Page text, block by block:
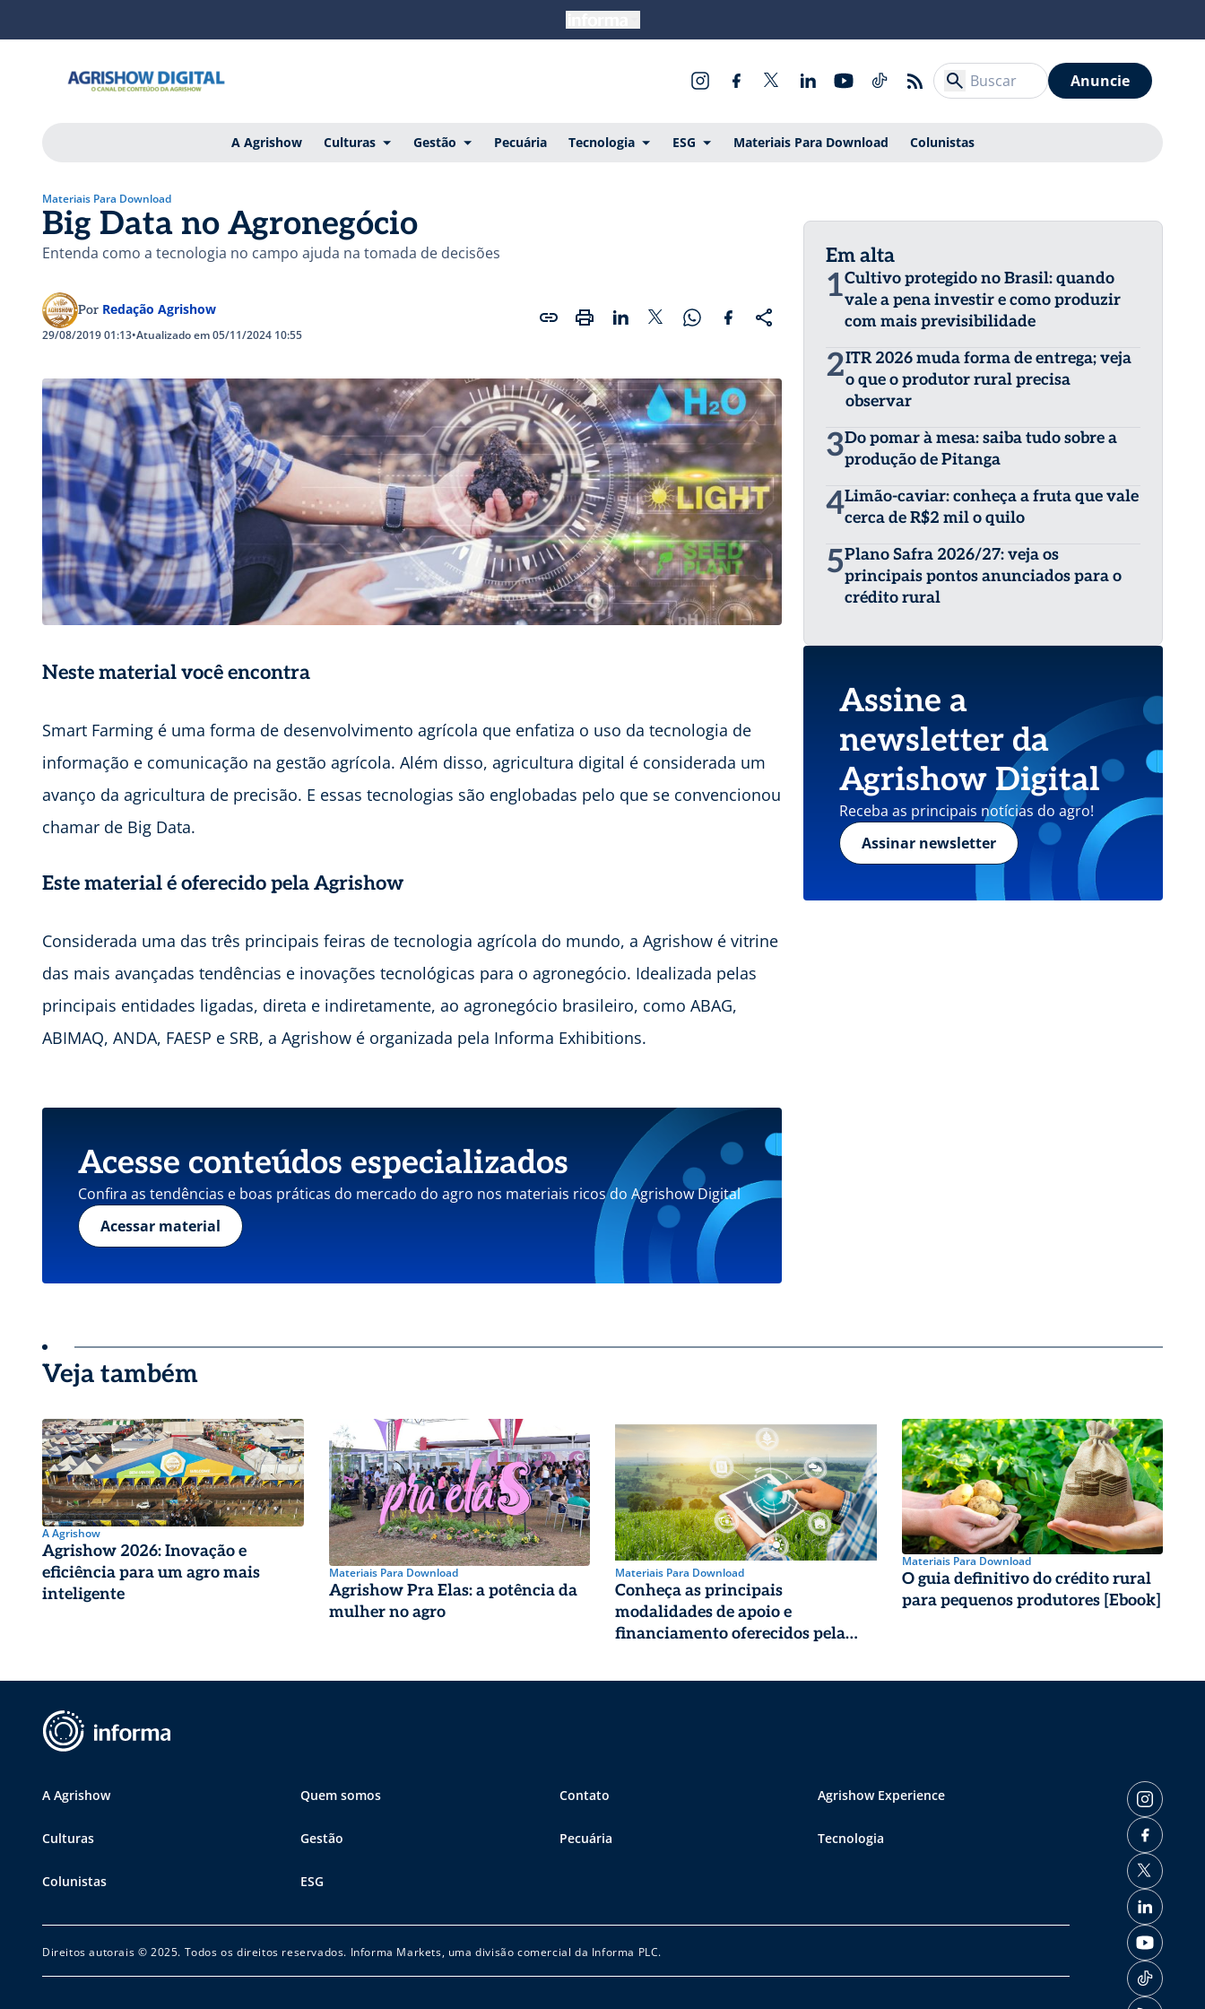
Anuncie
A Agrishow Culturas Gestão Pecuária Tecnologia ESG Materiais Para Download Colunistas
Materiais Para Download
Big Data no Agronegócio
Entenda como a tecnologia no campo ajuda na tomada de decisões
Por Redação Agrishow
29/08/2019 01:13•Atualizado em 05/11/2024 10:55
Neste material você encontra
Smart Farming é uma forma de desenvolvimento agrícola que enfatiza o uso da tecnologia de
informação e comunicação na gestão agrícola. Além disso, agricultura digital é considerada um
avanço da agricultura de precisão. E essas tecnologias são englobadas pelo que se convencionou
chamar de Big Data.
Este material é oferecido pela Agrishow
Considerada uma das três principais feiras de tecnologia agrícola do mundo, a Agrishow é vitrine
das mais avançadas tendências e inovações tecnológicas para o agronegócio. Idealizada pelas
principais entidades ligadas, direta e indiretamente, ao agronegócio brasileiro, como ABAG,
ABIMAQ, ANDA, FAESP e SRB, a Agrishow é organizada pela Informa Exhibitions.
Acesse conteúdos especializados
Confira as tendências e boas práticas do mercado do agro nos materiais ricos do Agrishow Digital
Acessar material
Em alta
1Cultivo protegido no Brasil: quando
vale a pena investir e como produzir
com mais previsibilidade
2ITR 2026 muda forma de entrega; veja
o que o produtor rural precisa
observar
3Do pomar à mesa: saiba tudo sobre a
produção de Pitanga
4Limão-caviar: conheça a fruta que vale
cerca de R$2 mil o quilo
5Plano Safra 2026/27: veja os
principais pontos anunciados para o
crédito rural
Assine a
newsletter da
Agrishow Digital
Receba as principais notícias do agro!
Assinar newsletter
Veja também
A Agrishow
Agrishow 2026: Inovação e
eficiência para um agro mais
inteligente
Materiais Para Download
Agrishow Pra Elas: a potência da
mulher no agro
Materiais Para Download
Conheça as principais
modalidades de apoio e
financiamento oferecidos pela
Materiais Para Download
O guia definitivo do crédito rural
para pequenos produtores [Ebook]
A Agrishow Quem somos Contato Agrishow Experience
Culturas Gestão Pecuária Tecnologia
Colunistas ESG
Direitos autorais © 2025. Todos os direitos reservados. Informa Markets, uma divisão comercial da Informa PLC.